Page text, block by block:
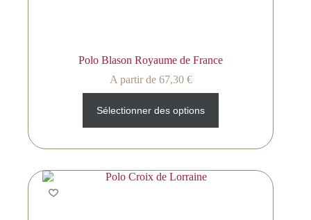
Polo Blason Royaume de France
A partir de 67,30 €
Sélectionner des options